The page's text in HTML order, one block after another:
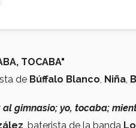
TOCABA"
de Búffalo Blanco Niña
gimnasio; yo, tocaba;
, baterista de la banda